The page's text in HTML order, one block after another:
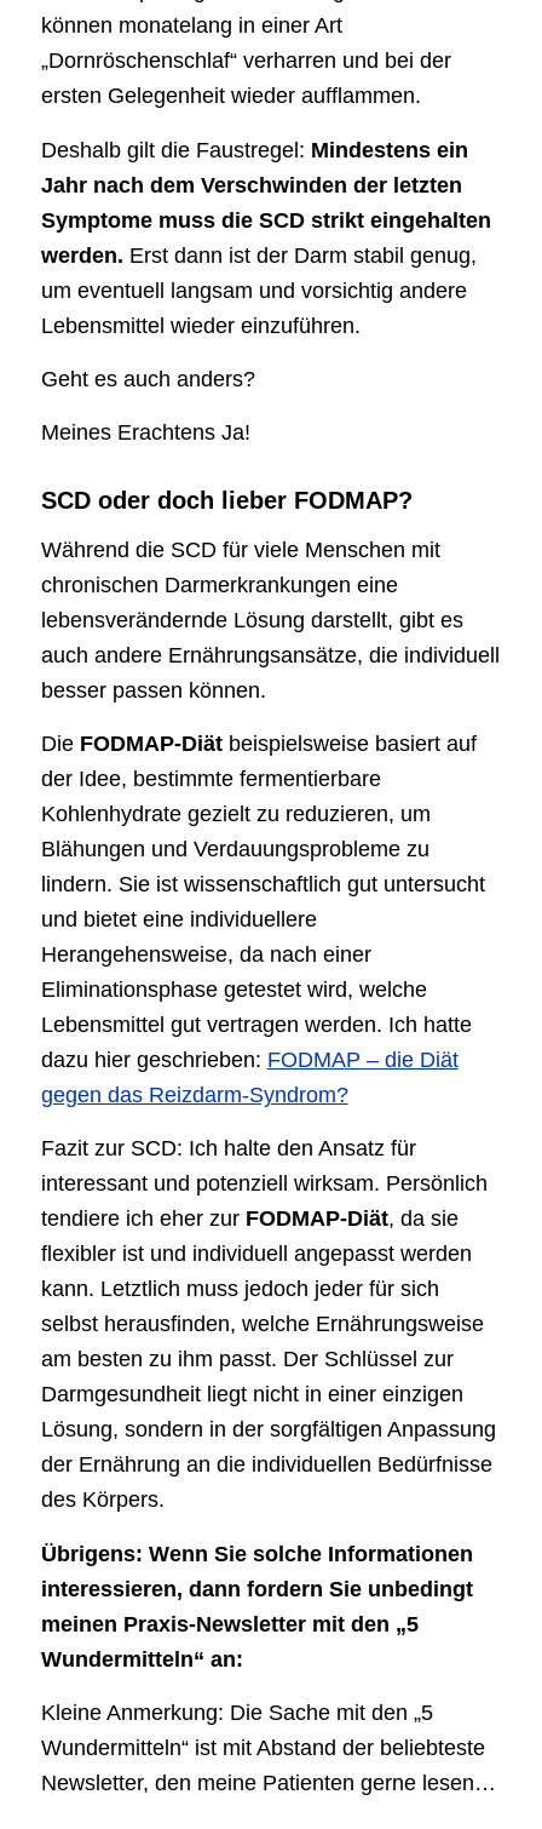
können monatelang in einer Art
„Dornröschenschlaf“ verharren und bei der
ersten Gelegenheit wieder aufflammen.
Deshalb gilt die Faustregel: Mindestens ein
Jahr nach dem Verschwinden der letzten
Symptome muss die SCD strikt eingehalten
werden. Erst dann ist der Darm stabil genug,
um eventuell langsam und vorsichtig andere
Lebensmittel wieder einzuführen.
Geht es auch anders?
Meines Erachtens Ja!
SCD oder doch lieber FODMAP?
Während die SCD für viele Menschen mit
chronischen Darmerkrankungen eine
lebensverändernde Lösung darstellt, gibt es
auch andere Ernährungsansätze, die individuell
besser passen können.
Die FODMAP-Diätbeispielsweise basiert auf
der Idee, bestimmte fermentierbare
Kohlenhydrate gezielt zu reduzieren, um
Blähungen und Verdauungsprobleme zu
lindern. Sie ist wissenschaftlich gut untersucht
und bietet eine individuellere
Herangehensweise, da nach einer
Eliminationsphase getestet wird, welche
Lebensmittel gut vertragen werden. Ich hatte
dazu hier geschrieben: FODMAP – die Diät
gegen das Reizdarm-Syndrom?
Fazit zur SCD: Ich halte den Ansatz für
interessant und potenziell wirksam. Persönlich
tendiere ich eher zur FODMAP-Diät, da sie
flexibler ist und individuell angepasst werden
kann. Letztlich muss jedoch jeder für sich
selbst herausfinden, welche Ernährungsweise
am besten zu ihm passt. Der Schlüssel zur
Darmgesundheit liegt nicht in einer einzigen
Lösung, sondern in der sorgfältigen Anpassung
der Ernährung an die individuellen Bedürfnisse
des Körpers.
Übrigens: Wenn Sie solche Informationen
interessieren, dann fordern Sie unbedingt
meinen Praxis-Newsletter mit den „5
Wundermitteln“ an:
Kleine Anmerkung: Die Sache mit den „5
Wundermitteln“ ist mit Abstand der beliebteste
Newsletter, den meine Patienten gerne lesen…